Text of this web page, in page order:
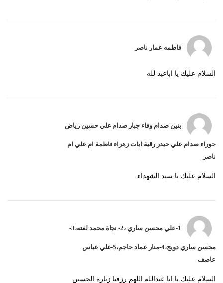
فاطمه عمار ناصر
السلام عليك يا اباعبد لله
بنين صدام وفاء جبار صدام علي حسين رياض
حوراء صدام علي حيدر رقية ايات زهراء فاطمة ام علي ام
ناصر
السلام عليك يا سيد الشهداء
1-علي محسن ساري ،2- نجاة محمد لفته،3-
محسن ساري دويج،4-منار عماد حاجم،5-علي عباس
عاصف
السلام عليك يا ابا عبدالله اللهم رزقنا زيارة الحسين